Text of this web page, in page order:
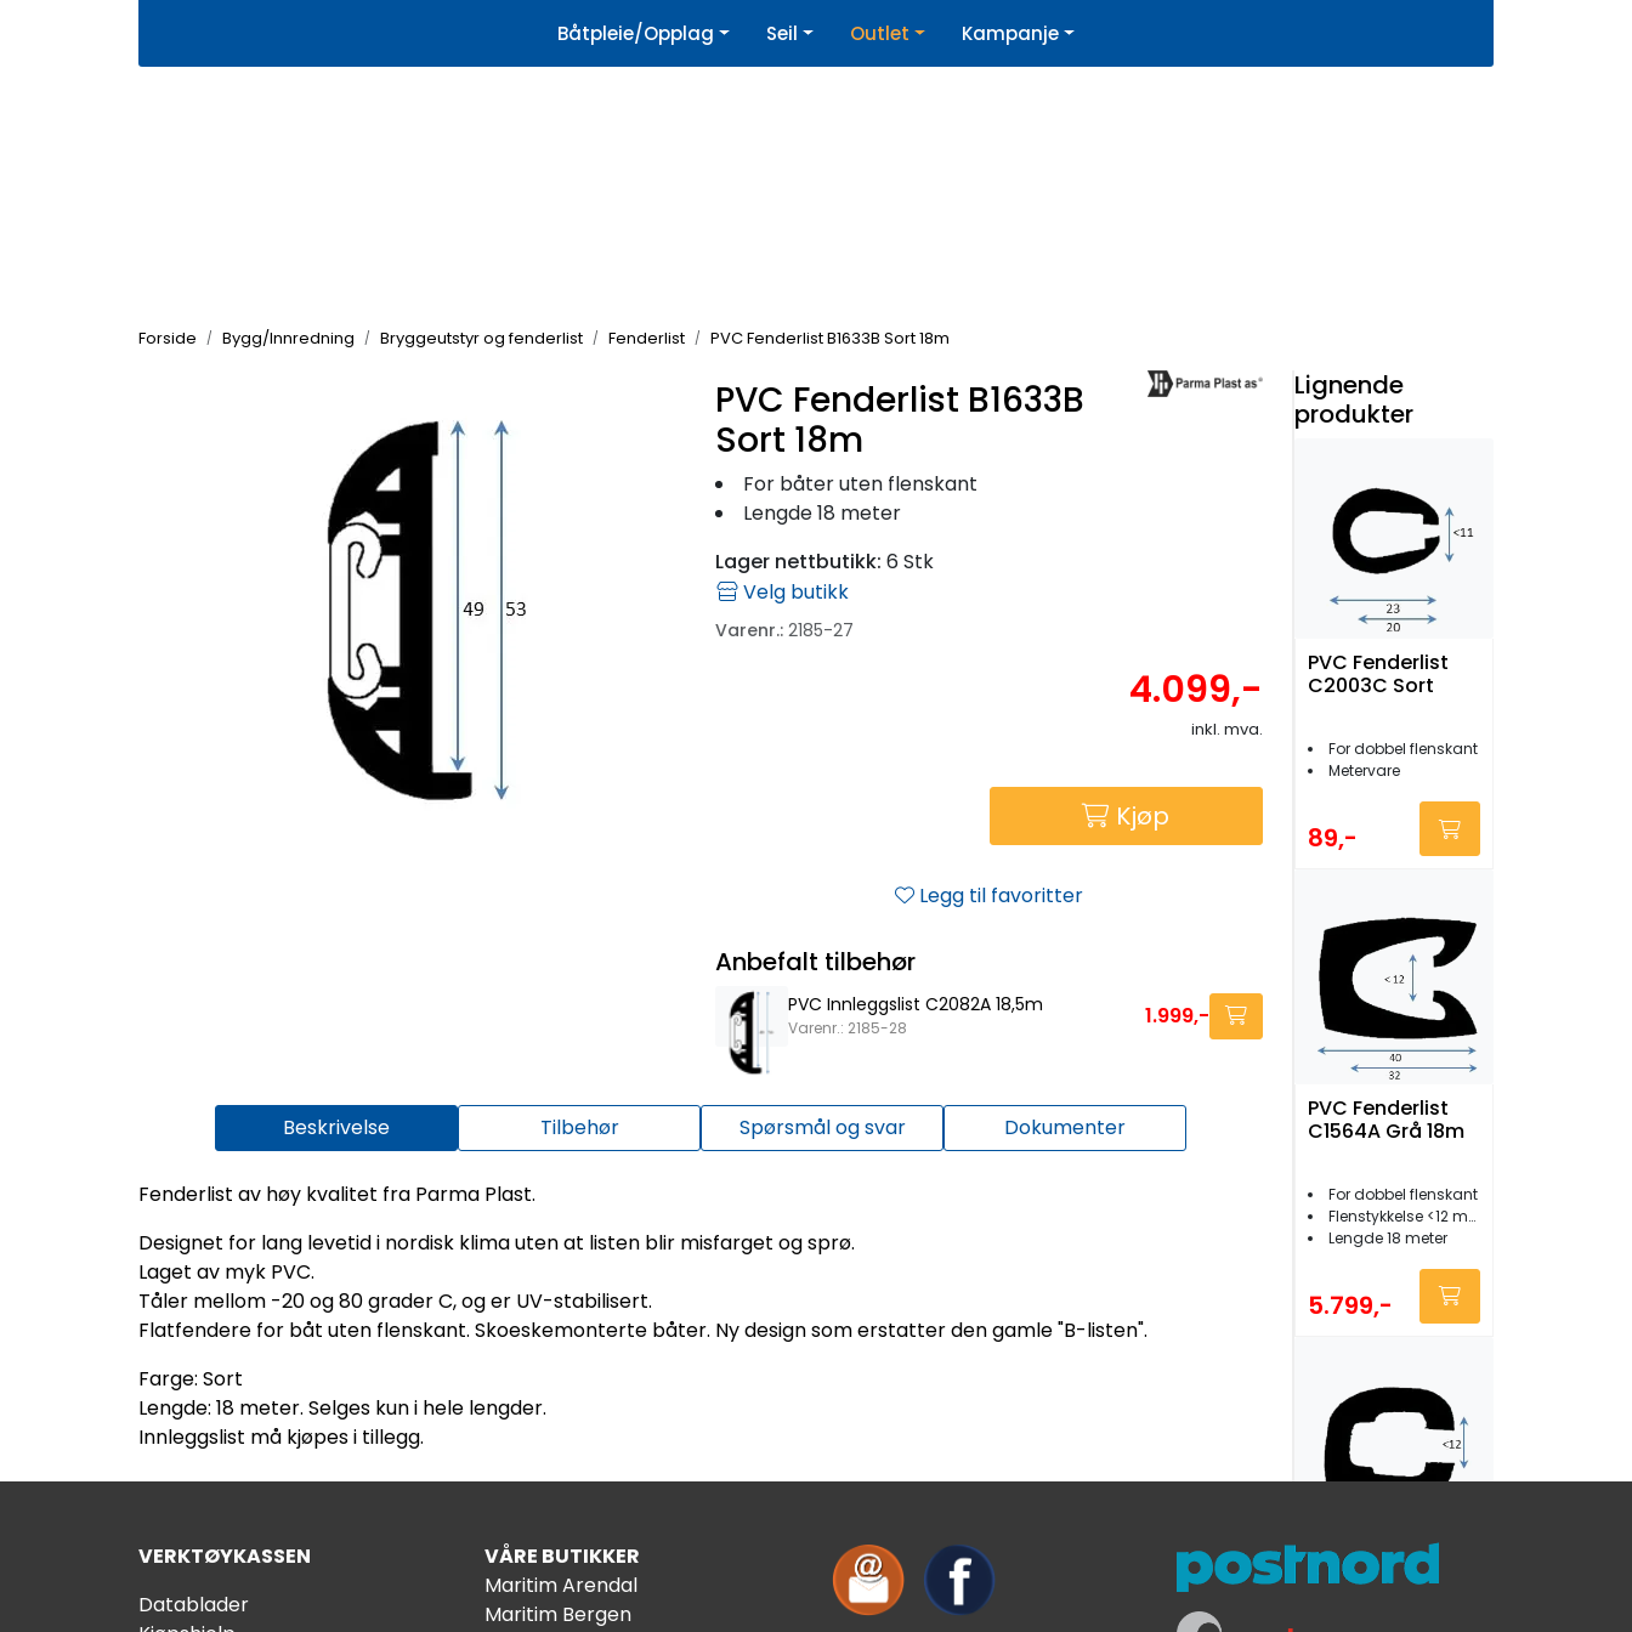
Kjøpshjelp | Nyhetsbrev
Båtpleie/Opplag Seil Outlet Kampanje
Forside Bygg/Innredning Bryggeutstyr og fenderlist Fenderlist PVC Fenderlist B1633B Sort 18m
PVC Fenderlist B1633B
Sort 18m
For båter uten flenskant
Lengde 18 meter
Lager nettbutikk: 6 Stk
Velg butikk
Varenr.: 2185-27
4.099,-
inkl. mva.
Kjøp
Legg til favoritter
Beskrivelse Tilbehør Spørsmål og svar Dokumenter
Fenderlist av høy kvalitet fra Parma Plast.
Designet for lang levetid i nordisk klima uten at listen blir misfarget og sprø.
Laget av myk PVC.
Tåler mellom -20 og 80 grader C, og er UV-stabilisert.
Flatfendere for båt uten flenskant. Skoeskemonterte båter. Ny design som erstatter den gamle "B-listen".
Farge: Sort
Lengde: 18 meter. Selges kun i hele lengder.
Innleggslist må kjøpes i tillegg.
Anbefalt tilbehør
PVC Innleggslist C2082A 18,5m
Varenr.: 2185-28 1.999,-
Lignende
produkter
PVC Fenderlist
C2003C Sort
For dobbel flenskant
Metervare
89,-
PVC Fenderlist
C1564A Grå 18m
For dobbel flenskant
Flenstykkelse <12 mm
Lengde 18 meter
5.799,-
PVC Fenderlist
VERKTØYKASSEN
Datablader
VÅRE BUTIKKER
Maritim Arendal
Maritim Bergen